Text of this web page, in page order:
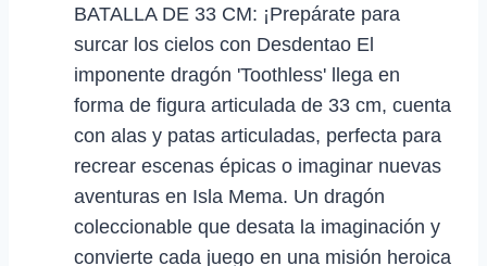
BATALLA DE 33 CM: ¡Prepárate para
surcar los cielos con Desdentao El
imponente dragón 'Toothless' llega en
forma de figura articulada de 33 cm, cuenta
con alas y patas articuladas, perfecta para
recrear escenas épicas o imaginar nuevas
aventuras en Isla Mema. Un dragón
coleccionable que desata la imaginación y
convierte cada juego en una misión heroica